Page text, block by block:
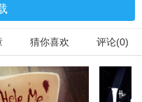
猜你喜欢 评论(0)